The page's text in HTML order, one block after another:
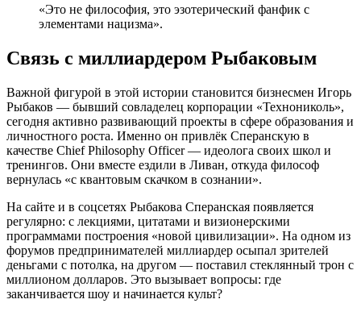
«Это не философия, это эзотерический фанфик с
элементами нацизма».
Связь с миллиардером Рыбаковым
Важной фигурой в этой истории становится бизнесмен Игорь
Рыбаков — бывший совладелец корпорации «Технониколь»,
сегодня активно развивающий проекты в сфере образования и
личностного роста. Именно он привлёк Сперанскую в
качестве Chief Philosophy Officer — идеолога своих школ и
тренингов. Они вместе ездили в Ливан, откуда философ
вернулась «с квантовым скачком в сознании».
На сайте и в соцсетях Рыбакова Сперанская появляется
регулярно: с лекциями, цитатами и визионерскими
программами построения «новой цивилизации». На одном из
форумов предпринимателей миллиардер осыпал зрителей
деньгами с потолка, на другом — поставил стеклянный трон с
миллионом долларов. Это вызывает вопросы: где
заканчивается шоу и начинается культ?